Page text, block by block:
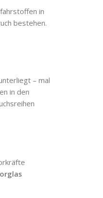
in
bestehen.
– mal
in den